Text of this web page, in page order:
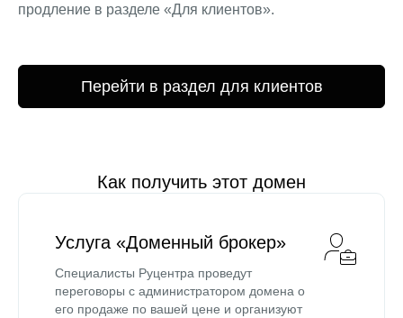
продление в разделе «Для клиентов».
Перейти в раздел для клиентов
Как получить этот домен
Услуга «Доменный брокер»
Специалисты Руцентра проведут
переговоры с администратором домена о
его продаже по вашей цене и организуют